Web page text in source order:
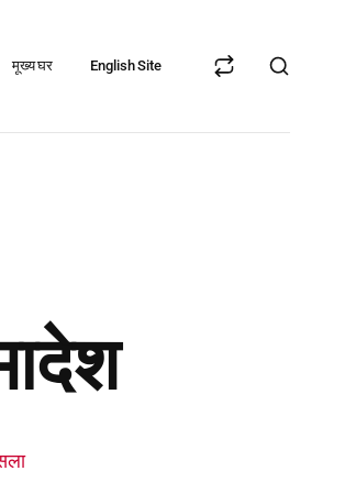
मूख्य घर English Site